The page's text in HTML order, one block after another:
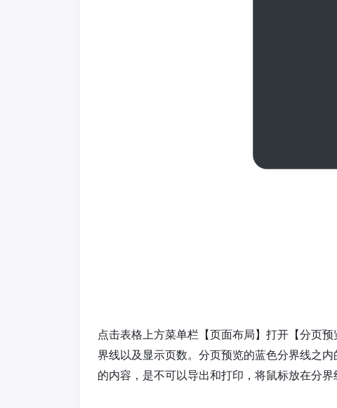
点击表格上方菜单栏【页面布局】打开【分页
界线以及显示页数。分页预览的蓝色分界线之
的内容，是不可以导出和打印，将鼠标放在分界